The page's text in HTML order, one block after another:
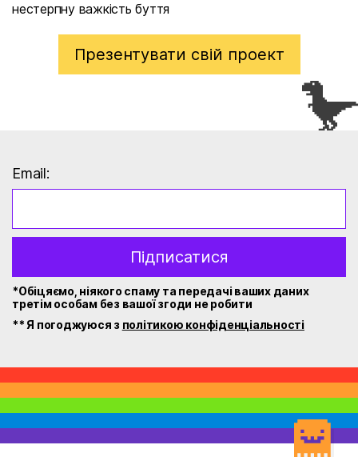
нестерпну важкість буття
Презентувати свій проект
Email:
Підписатися
*Обіцяємо, ніякого спаму та передачі ваших даних
третім особам без вашої згоди не робити
** Я погоджуюся з політикою конфіденціальності